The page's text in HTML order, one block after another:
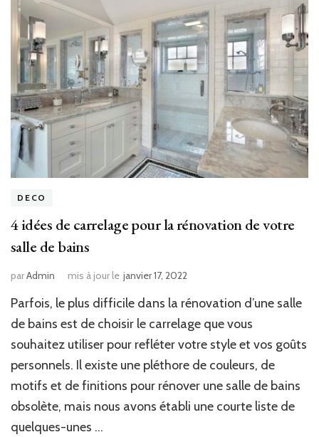
DECO
4 idées de carrelage pour la rénovation de votre
salle de bains
parAdmin mis à jour le janvier 17, 2022
Parfois, le plus difficile dans la rénovation d’une salle
de bains est de choisir le carrelage que vous
souhaitez utiliser pour refléter votre style et vos goûts
personnels. Il existe une pléthore de couleurs, de
motifs et de finitions pour rénover une salle de bains
obsolète, mais nous avons établi une courte liste de
quelques-unes …